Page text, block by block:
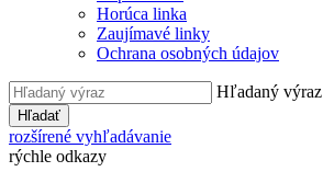
Horúca linka
Zaujímavé linky
Ochrana osobných údajov
Hľadaný výraz
Hľadať
rozšírené vyhľadávanie
rýchle odkazy